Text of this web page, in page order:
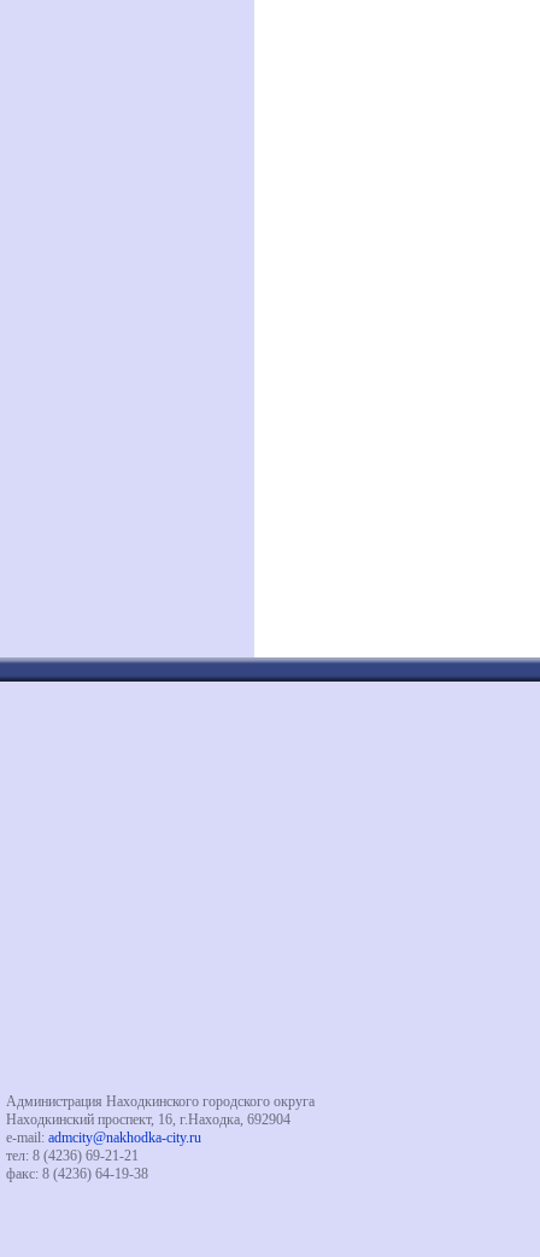
Администрация Находкинского городского округа
Находкинский проспект, 16, г.Находка, 692904
e-mail: admcity@nakhodka-city.ru
тел: 8 (4236) 69-21-21
факс: 8 (4236) 64-19-38